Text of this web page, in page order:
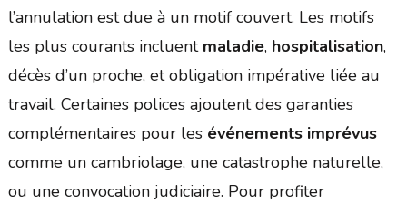
l’annulation est due à un motif couvert. Les motifs
les plus courants incluent maladie, hospitalisation,
décès d’un proche, et obligation impérative liée au
travail. Certaines polices ajoutent des garanties
complémentaires pour les événements imprévus
comme un cambriolage, une catastrophe naturelle,
ou une convocation judiciaire. Pour profiter